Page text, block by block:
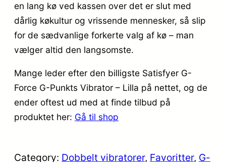
en lang kø ved kassen over det er slut med
dårlig køkultur og vrissende mennesker, så slip
for de sædvanlige forkerte valg af kø – man
vælger altid den langsomste.
Mange leder efter den billigste Satisfyer G-
Force G-Punkts Vibrator – Lilla på nettet, og de
ender oftest ud med at finde tilbud på
produktet her: Gå til shop
Category: Dobbelt vibratorer, Favoritter, G-